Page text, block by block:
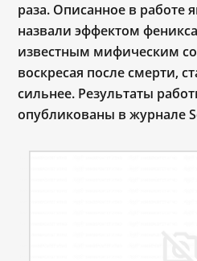
раза. Описанное в работе
назвали эффектом
известным мифическим
воскресая после смерти,
сильнее. Результаты
опубликованы в журнале